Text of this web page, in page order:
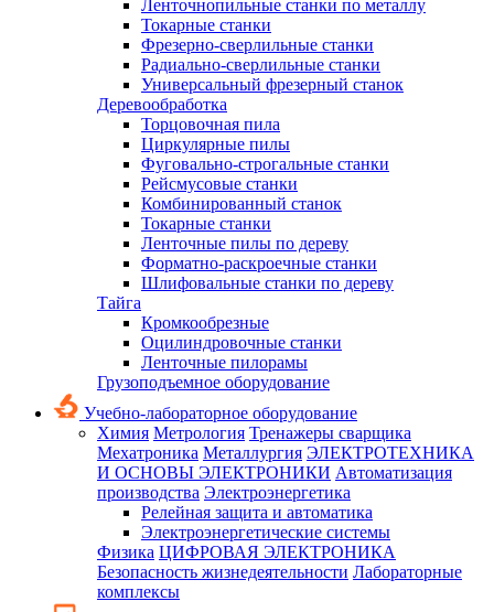
Ленточнопильные станки по металлу
Токарные станки
Фрезерно-сверлильные станки
Радиально-сверлильные станки
Универсальный фрезерный станок
Деревообработка
Торцовочная пила
Циркулярные пилы
Фуговально-строгальные станки
Рейсмусовые станки
Комбинированный станок
Токарные станки
Ленточные пилы по дереву
Форматно-раскроечные станки
Шлифовальные станки по дереву
Тайга
Кромкообрезные
Оцилиндровочные станки
Ленточные пилорамы
Грузоподъемное оборудование
Учебно-лабораторное оборудование
Химия Метрология Тренажеры сварщика
Мехатроника Металлургия ЭЛЕКТРОТЕХНИКА
И ОСНОВЫ ЭЛЕКТРОНИКИ Автоматизация
производства Электроэнергетика
Релейная защита и автоматика
Электроэнергетические системы
Физика ЦИФРОВАЯ ЭЛЕКТРОНИКА
Безопасность жизнедеятельности Лабораторные
комплексы